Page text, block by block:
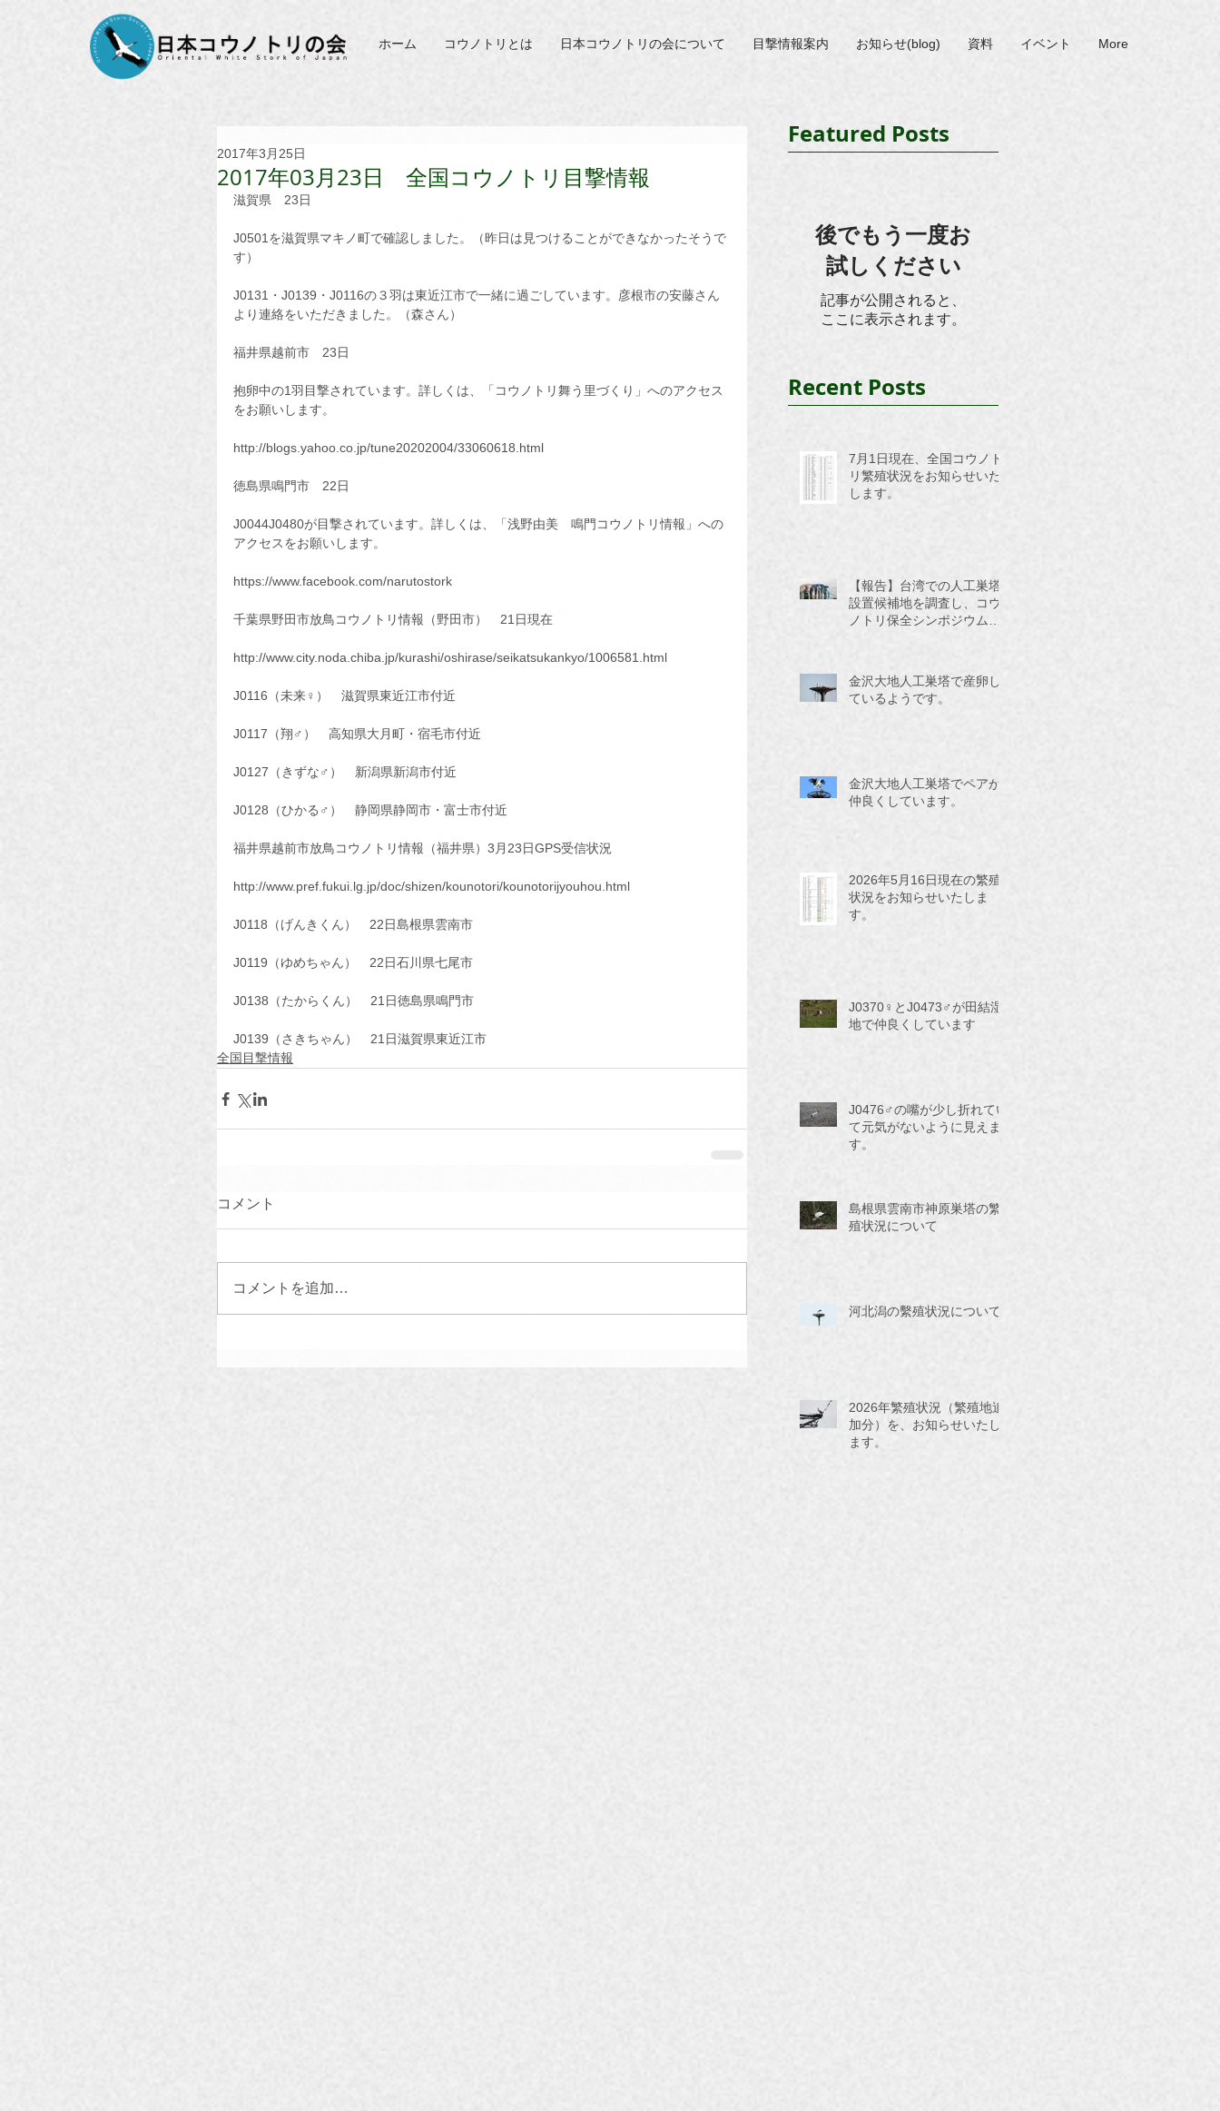
ホーム コウノトリとは 日本コウノトリの会について 目撃情報案内 お知らせ(blog) 資料 イベント More
2017年03月23日 全国コウノトリ目撃情報
2017年3月25日
滋賀県　23日
J0501を滋賀県マキノ町で確認しました。（昨日は見つけることができなかったそうで
す）
J0131・J0139・J0116の３羽は東近江市で一緒に過ごしています。彦根市の安藤さん
より連絡をいただきました。（森さん）
福井県越前市　23日
抱卵中の1羽目撃されています。詳しくは、「コウノトリ舞う里づくり」へのアクセス
をお願いします。
http://blogs.yahoo.co.jp/tune20202004/33060618.html
徳島県鳴門市　22日
J0044J0480が目撃されています。詳しくは、「浅野由美　鳴門コウノトリ情報」への
アクセスをお願いします。
https://www.facebook.com/narutostork
千葉県野田市放鳥コウノトリ情報（野田市）　21日現在
http://www.city.noda.chiba.jp/kurashi/oshirase/seikatsukankyo/1006581.html
J0116（未来♀）　滋賀県東近江市付近
J0117（翔♂）　高知県大月町・宿毛市付近
J0127（きずな♂）　新潟県新潟市付近
J0128（ひかる♂）　静岡県静岡市・富士市付近
福井県越前市放鳥コウノトリ情報（福井県）3月23日GPS受信状況
http://www.pref.fukui.lg.jp/doc/shizen/kounotori/kounotorijyouhou.html
J0118（げんきくん）　22日島根県雲南市
J0119（ゆめちゃん）　22日石川県七尾市
J0138（たからくん）　21日徳島県鳴門市
J0139（さきちゃん）　21日滋賀県東近江市
全国目撃情報
コメント
コメントを追加…
Featured Posts
後でもう一度お
試しください
記事が公開されると、
ここに表示されます。
Recent Posts
7月1日現在、全国コウノト
リ繁殖状況をお知らせいた
します。
【報告】台湾での人工巣塔
設置候補地を調査し、コウ
ノトリ保全シンポジウムに
金沢大地人工巣塔で産卵し
ているようです。
金沢大地人工巣塔でペアが
仲良くしています。
2026年5月16日現在の繁殖
状況をお知らせいたしま
す。
J0370♀とJ0473♂が田結湿
地で仲良くしています
J0476♂の嘴が少し折れてい
て元気がないように見えま
す。
島根県雲南市神原巣塔の繁
殖状況について
河北潟の繫殖状況について
2026年繁殖状況（繁殖地追
加分）を、お知らせいたし
ます。